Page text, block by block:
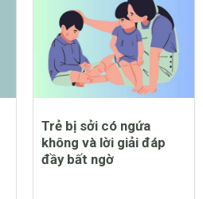
Trẻ bị sởi có ngứa
không và lời giải đáp
đầy bất ngờ